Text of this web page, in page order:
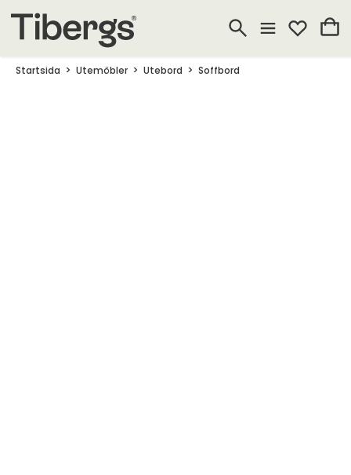
Startsida Utemöbler Utebord Soffbord